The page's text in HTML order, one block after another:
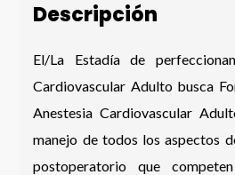
Descripción
El/La Estadía de
Cardiovascular Adulto busca
Anestesia Cardiovascular
manejo de todos los aspectos
postoperatorio que
Dígito verificador (Ej: 2) *
Nombre *